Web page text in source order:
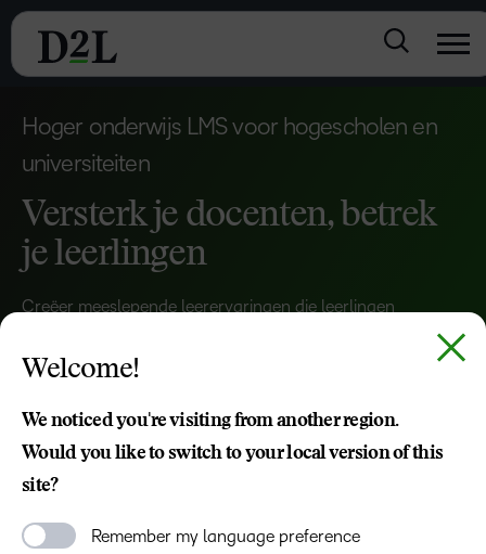
Hoger onderwijs LMS voor hogescholen en
universiteiten
Versterk je docenten, betrek
je leerlingen
Creëer meeslepende leerervaringen die leerlingen
voltooiingspercentages en verbeter je cursussen
toegankelijk, gebruiksvriendelijk LMS.
Welcome!
We noticed you're visiting from another region.
Would you like to switch to your local version of this
site?
Remember my language preference